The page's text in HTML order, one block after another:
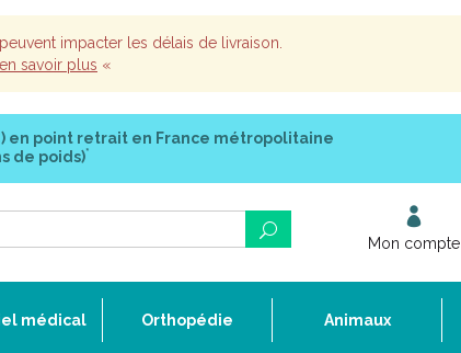
impacter les délais de livraison.
savoir plus «
en point retrait en France métropolitaine
de poids)*
Mon compte
médical Orthopédie Animaux